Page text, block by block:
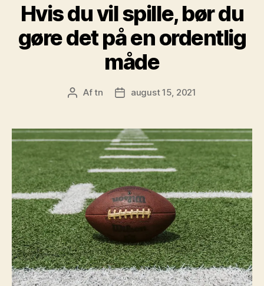
Hvis du vil spille, bør du
gøre det på en ordentlig
måde
Indlægsforfatter
Aftn Indlægsdato
august 15, 2021